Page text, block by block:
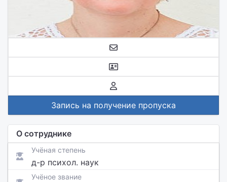
Запись на получение пропуска
О сотруднике
Учёная степень
д-р психол. наук
Учёное звание